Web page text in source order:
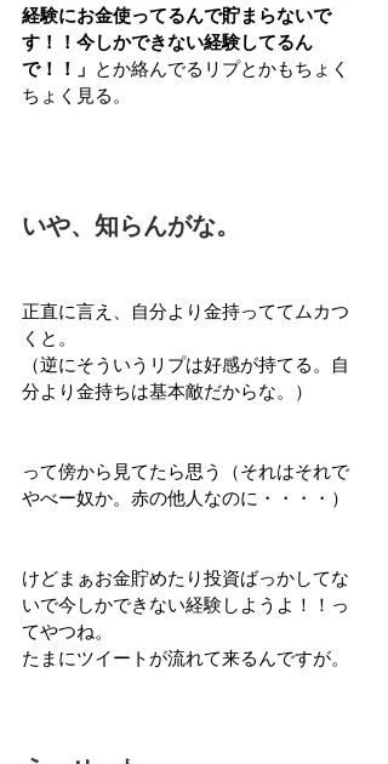
経験にお金使ってるんで貯まらないで
す！！今しかできない経験してるん
で！！」 とか絡んでるリプとかもちょく
ちょく見る。
いや、知らんがな。
正直に言え、自分より金持っててムカつ
くと。
（逆にそういうリプは好感が持てる。自
分より金持ちは基本敵だからな。）
って傍から見てたら思う（それはそれで
やべー奴か。赤の他人なのに・・・・）
けどまぁお金貯めたり投資ばっかしてな
いで今しかできない経験しようよ！！っ
てやつね。
たまにツイートが流れて来るんですが。